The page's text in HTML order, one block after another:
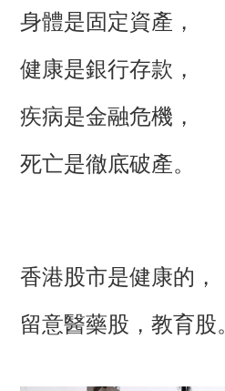
身體是固定資產，
健康是銀行存款，
疾病是金融危機，
死亡是徹底破產。
香港股市是健康的，
留意醫藥股，教育股。